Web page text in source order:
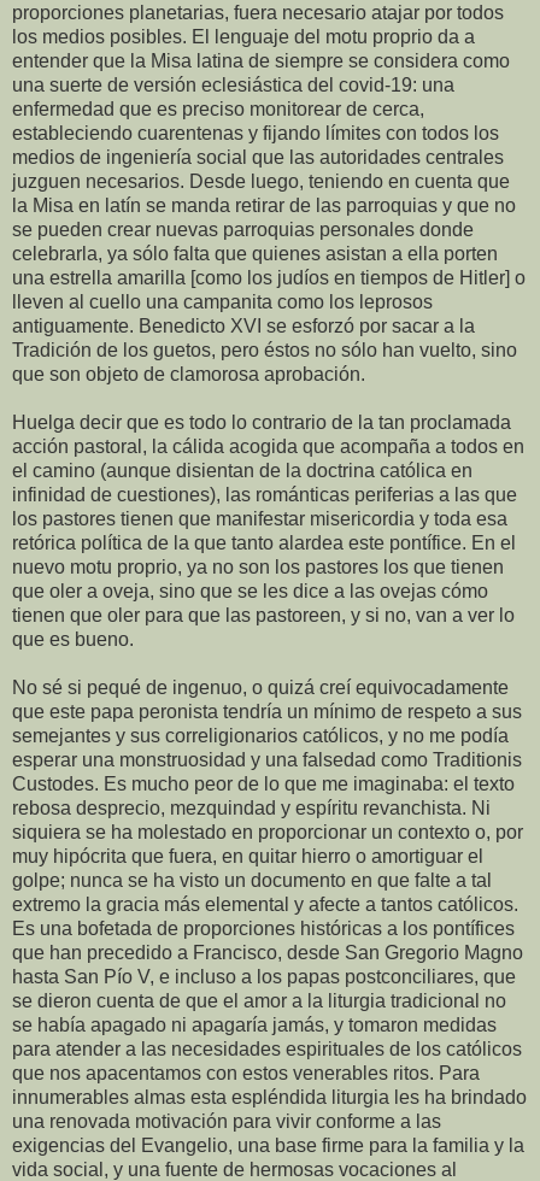
proporciones planetarias, fuera necesario atajar por todos
los medios posibles. El lenguaje del motu proprio da a
entender que la Misa latina de siempre se considera como
una suerte de versión eclesiástica del covid-19: una
enfermedad que es preciso monitorear de cerca,
estableciendo cuarentenas y fijando límites con todos los
medios de ingeniería social que las autoridades centrales
juzguen necesarios. Desde luego, teniendo en cuenta que
la Misa en latín se manda retirar de las parroquias y que no
se pueden crear nuevas parroquias personales donde
celebrarla, ya sólo falta que quienes asistan a ella porten
una estrella amarilla [como los judíos en tiempos de Hitler] o
lleven al cuello una campanita como los leprosos
antiguamente. Benedicto XVI se esforzó por sacar a la
Tradición de los guetos, pero éstos no sólo han vuelto, sino
que son objeto de clamorosa aprobación.
Huelga decir que es todo lo contrario de la tan proclamada
acción pastoral, la cálida acogida que acompaña a todos en
el camino (aunque disientan de la doctrina católica en
infinidad de cuestiones), las románticas periferias a las que
los pastores tienen que manifestar misericordia y toda esa
retórica política de la que tanto alardea este pontífice. En el
nuevo motu proprio, ya no son los pastores los que tienen
que oler a oveja, sino que se les dice a las ovejas cómo
tienen que oler para que las pastoreen, y si no, van a ver lo
que es bueno.
No sé si pequé de ingenuo, o quizá creí equivocadamente
que este papa peronista tendría un mínimo de respeto a sus
semejantes y sus correligionarios católicos, y no me podía
esperar una monstruosidad y una falsedad como Traditionis
Custodes. Es mucho peor de lo que me imaginaba: el texto
rebosa desprecio, mezquindad y espíritu revanchista. Ni
siquiera se ha molestado en proporcionar un contexto o, por
muy hipócrita que fuera, en quitar hierro o amortiguar el
golpe; nunca se ha visto un documento en que falte a tal
extremo la gracia más elemental y afecte a tantos católicos.
Es una bofetada de proporciones históricas a los pontífices
que han precedido a Francisco, desde San Gregorio Magno
hasta San Pío V, e incluso a los papas postconciliares, que
se dieron cuenta de que el amor a la liturgia tradicional no
se había apagado ni apagaría jamás, y tomaron medidas
para atender a las necesidades espirituales de los católicos
que nos apacentamos con estos venerables ritos. Para
innumerables almas esta espléndida liturgia les ha brindado
una renovada motivación para vivir conforme a las
exigencias del Evangelio, una base firme para la familia y la
vida social, y una fuente de hermosas vocaciones al